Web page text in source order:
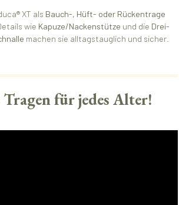
XT als Bauch-, Hüft- oder Rückentrage
wie Kapuze/Nackenstütze und die Drei-
machen sie alltagstauglich und sicher.
für jedes Alter!